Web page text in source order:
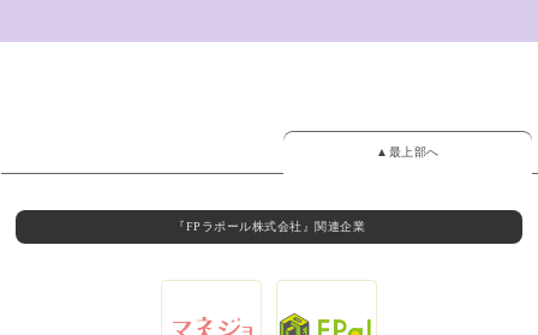
▲最上部へ
『FPラポール株式会社』関連企業